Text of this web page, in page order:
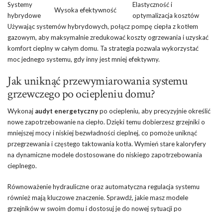
Systemy
hybrydowe
Wysoka efektywność
Elastyczność i
optymalizacja kosztów
Używając systemów hybrydowych, połącz pompę ciepła z kotłem
gazowym, aby maksymalnie zredukować koszty ogrzewania i uzyskać
komfort cieplny w całym domu. Ta strategia pozwala wykorzystać
moc jednego systemu, gdy inny jest mniej efektywny.
Jak uniknąć przewymiarowania systemu
grzewczego po ociepleniu domu?
Wykonaj audyt energetycznypo ociepleniu, aby precyzyjnie określić
nowe zapotrzebowanie na ciepło. Dzięki temu dobierzesz grzejniki o
mniejszej mocy i niskiej bezwładności cieplnej, co pomoże uniknąć
przegrzewania i częstego taktowania kotła. Wymień stare kaloryfery
na dynamiczne modele dostosowane do niskiego zapotrzebowania
cieplnego.
Równoważenie hydrauliczne oraz automatyczna regulacja systemu
również mają kluczowe znaczenie. Sprawdź, jakie masz modele
grzejników w swoim domu i dostosuj je do nowej sytuacji po